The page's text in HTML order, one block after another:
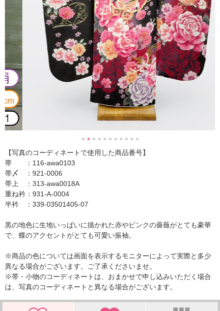
【写真のコーディネートで使用した商品番号】
帯 ：116-awa0103
帯〆 ：921-0006
帯上 ：313-awa0018A
重ね衿：931-A-0004
半衿 ：339-03501405-07
黒の地色に生地いっぱいに描かれた赤やピンクの薔薇がとても豪華
で、蝶のアクセントがとても可愛い振袖。
※商品の色については画面を表示するモニターによって実際と多少
異なる場合がございます。ご了承くださいませ。
※帯・小物のコーディネートは、おまかせで申し込みいただく場合
は、写真のコーディネートと異なる場合がございます。